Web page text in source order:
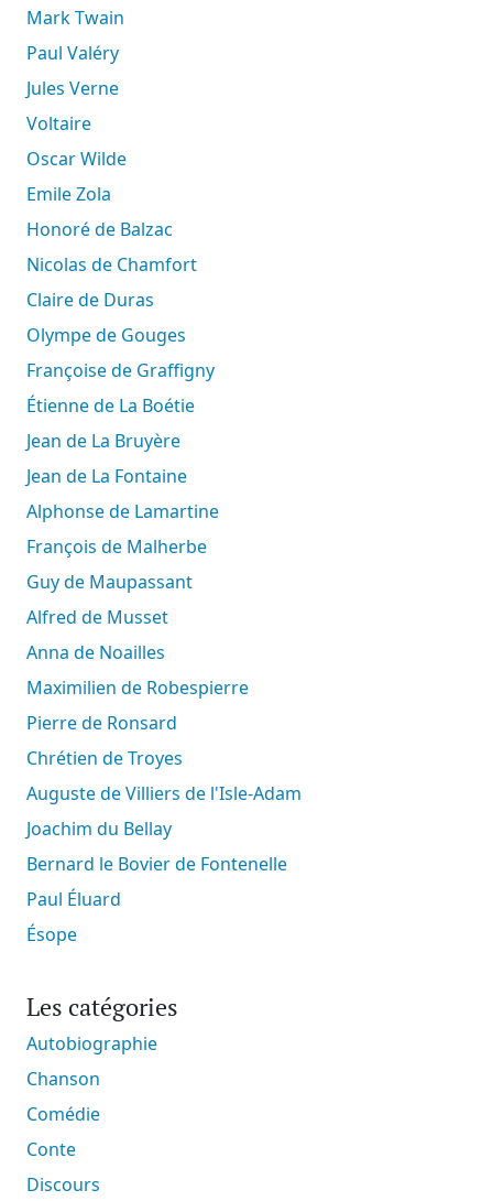
Mark Twain
Paul Valéry
Jules Verne
Voltaire
Oscar Wilde
Emile Zola
Honoré de Balzac
Nicolas de Chamfort
Claire de Duras
Olympe de Gouges
Françoise de Graffigny
Étienne de La Boétie
Jean de La Bruyère
Jean de La Fontaine
Alphonse de Lamartine
François de Malherbe
Guy de Maupassant
Alfred de Musset
Anna de Noailles
Maximilien de Robespierre
Pierre de Ronsard
Chrétien de Troyes
Auguste de Villiers de l'Isle-Adam
Joachim du Bellay
Bernard le Bovier de Fontenelle
Paul Éluard
Ésope
Les catégories
Autobiographie
Chanson
Comédie
Conte
Discours